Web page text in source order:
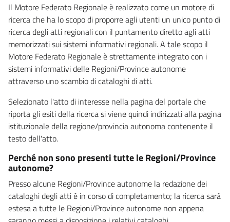
Il Motore Federato Regionale è realizzato come un motore di
ricerca che ha lo scopo di proporre agli utenti un unico punto di
ricerca degli atti regionali con il puntamento diretto agli atti
memorizzati sui sistemi informativi regionali. A tale scopo il
Motore Federato Regionale è strettamente integrato con i
sistemi informativi delle Regioni/Province autonome
attraverso uno scambio di cataloghi di atti.
Selezionato l'atto di interesse nella pagina del portale che
riporta gli esiti della ricerca si viene quindi indirizzati alla pagina
istituzionale della regione/provincia autonoma contenente il
testo dell'atto.
Perché non sono presenti tutte le Regioni/Province
autonome?
Presso alcune Regioni/Province autonome la redazione dei
cataloghi degli atti è in corso di completamento; la ricerca sarà
estesa a tutte le Regioni/Province autonome non appena